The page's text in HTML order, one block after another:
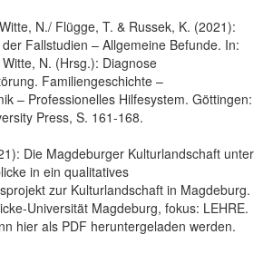
N./ Flügge, T. & Russek, K. (2021):
Fallstudien – Allgemeine Befunde. In:
N. (Hrsg.): Diagnose
Familiengeschichte –
– Professionelles Hilfesystem. Göttingen:
Press, S. 161-168.
Die Magdeburger Kulturlandschaft unter
in ein qualitatives
zur Kulturlandschaft in Magdeburg.
Universität Magdeburg, fokus: LEHRE.
hier als PDF heruntergeladen werden.